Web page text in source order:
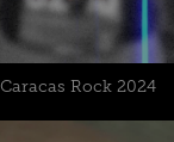
Caracas Rock 2024